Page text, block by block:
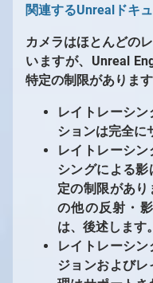
関連するUnrealドキ
カメラはほとんどの
いますが、Unreal
特定の制限があります
レイトレーシ
ションは完全に
レイトレーシ
シングによる
定の制限があ
の他の反射・
は、後述します。
レイトレーシ
ジョンおよび